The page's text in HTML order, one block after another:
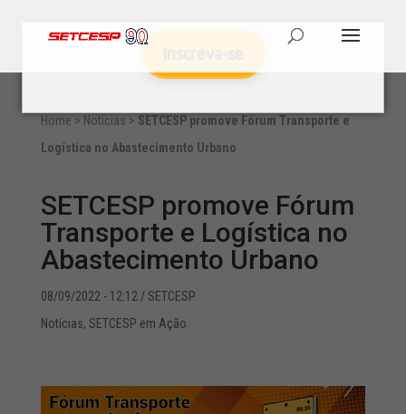
Home > Notícias > SETCESP promove Fórum Transporte e
Logística no Abastecimento Urbano
SETCESP promove Fórum
Transporte e Logística no
Abastecimento Urbano
08/09/2022 - 12:12 / SETCESP
Notícias, SETCESP em Ação